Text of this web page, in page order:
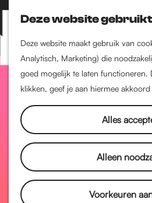
Deze website
Deze website maakt gebruik van
Analytisch, Marketing) die
goed mogelijk te laten functioneren.
klikken, geef je aan hiermee akkoord
Alles
Alleen
Voorkeuren
Z
o
e
k
e
K
a
a
r
t
M
e
n
Historie
De
Vrede